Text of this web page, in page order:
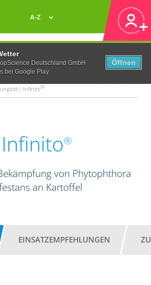
Deutschland GmbH
bei Google Play
Öffnen
A-Z
/ Infinito®
Infinito®
von Phytophthora
an Kartoffel
EINSATZEMPFEHLUNGEN